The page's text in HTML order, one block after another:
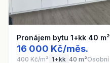
Pronájem bytu 1+kk 40 m²
16 000 Kč/měs.
400 Kč/m² 1+kk 40 m²Osobní